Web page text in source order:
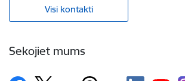
Visi kontakti
Sekojiet mums